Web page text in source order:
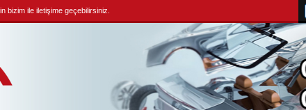
bizim ile iletişime geçebilirsiniz.